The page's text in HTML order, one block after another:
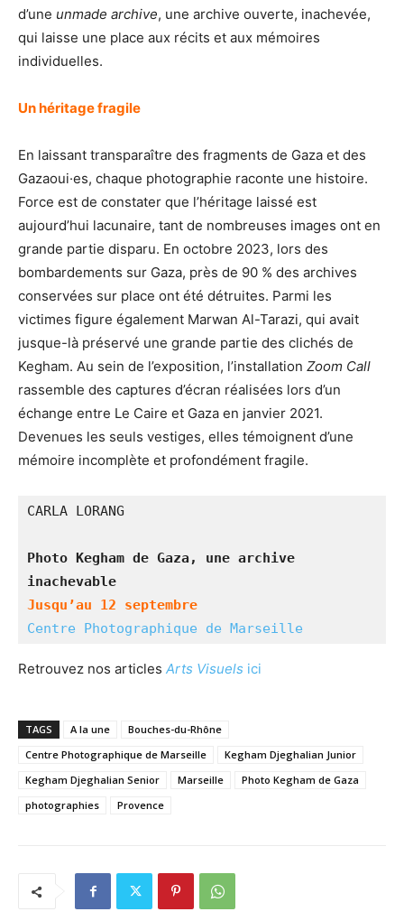
d’une unmade archive, une archive ouverte, inachevée,
qui laisse une place aux récits et aux mémoires
individuelles.
Un héritage fragile
En laissant transparaître des fragments de Gaza et des
Gazaoui·es, chaque photographie raconte une histoire.
Force est de constater que l’héritage laissé est
aujourd’hui lacunaire, tant de nombreuses images ont en
grande partie disparu. En octobre 2023, lors des
bombardements sur Gaza, près de 90 % des archives
conservées sur place ont été détruites. Parmi les
victimes figure également Marwan Al-Tarazi, qui avait
jusque-là préservé une grande partie des clichés de
Kegham. Au sein de l’exposition, l’installation Zoom Call
rassemble des captures d’écran réalisées lors d’un
échange entre Le Caire et Gaza en janvier 2021.
Devenues les seuls vestiges, elles témoignent d’une
mémoire incomplète et profondément fragile.
CARLA LORANG
Photo Kegham de Gaza, une archive
inachevable
Jusqu’au 12 septembre
Centre Photographique de Marseille
Retrouvez nos articles Arts Visuels ici
TAGS A la une
Bouches-du-Rhône
Centre Photographique de Marseille
Kegham Djeghalian Junior
Kegham Djeghalian Senior
Marseille
Photo Kegham de Gaza
photographies
Provence